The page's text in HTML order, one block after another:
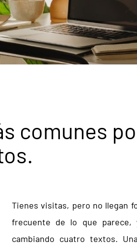
comunes
Tienes visitas, pero no llegan
frecuente de lo que parece,
cambiando cuatro textos.